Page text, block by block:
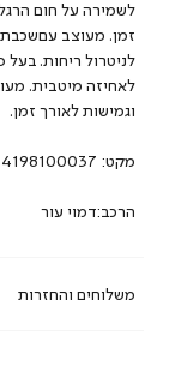
משלוחים והחזרות
וגמישות לאורך זמן.
מקט:
הרכב:דמוי עור